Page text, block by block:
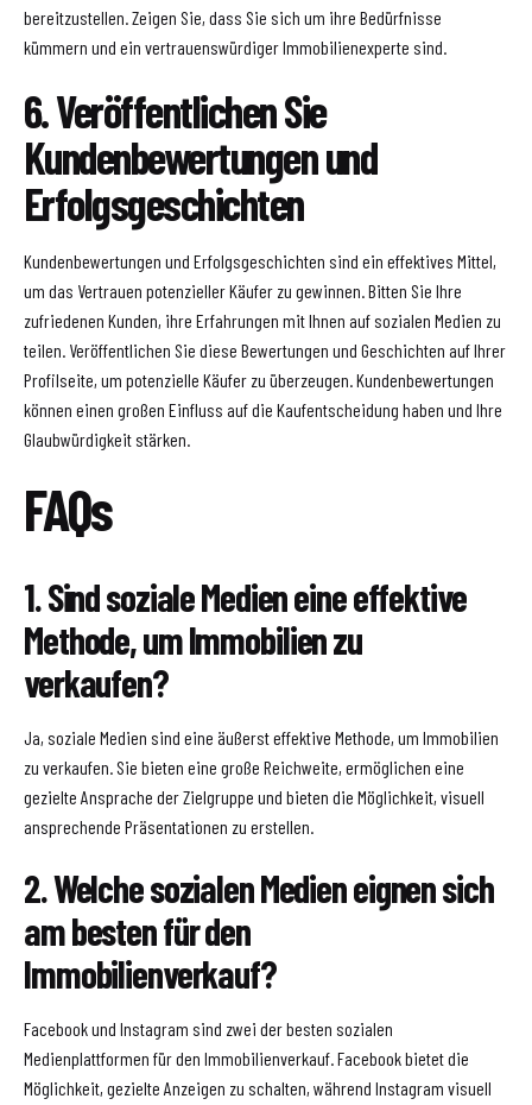
bereitzustellen. Zeigen Sie, dass Sie sich um ihre Bedürfnisse
kümmern und ein vertrauenswürdiger Immobilienexperte sind.
6. Veröffentlichen Sie
Kundenbewertungen und
Erfolgsgeschichten
Kundenbewertungen und Erfolgsgeschichten sind ein effektives Mittel,
um das Vertrauen potenzieller Käufer zu gewinnen. Bitten Sie Ihre
zufriedenen Kunden, ihre Erfahrungen mit Ihnen auf sozialen Medien zu
teilen. Veröffentlichen Sie diese Bewertungen und Geschichten auf Ihrer
Profilseite, um potenzielle Käufer zu überzeugen. Kundenbewertungen
können einen großen Einfluss auf die Kaufentscheidung haben und Ihre
Glaubwürdigkeit stärken.
FAQs
1. Sind soziale Medien eine effektive
Methode, um Immobilien zu
verkaufen?
Ja, soziale Medien sind eine äußerst effektive Methode, um Immobilien
zu verkaufen. Sie bieten eine große Reichweite, ermöglichen eine
gezielte Ansprache der Zielgruppe und bieten die Möglichkeit, visuell
ansprechende Präsentationen zu erstellen.
2. Welche sozialen Medien eignen sich
am besten für den
Immobilienverkauf?
Facebook und Instagram sind zwei der besten sozialen
Medienplattformen für den Immobilienverkauf. Facebook bietet die
Möglichkeit, gezielte Anzeigen zu schalten, während Instagram visuell